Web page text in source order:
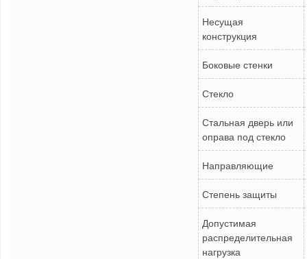
Несущая
конструкция
Боковые стенки
Стекло
Стальная дверь или
оправа под стекло
Направляющие
Степень защиты
Допустимая
распределительная
нагрузка